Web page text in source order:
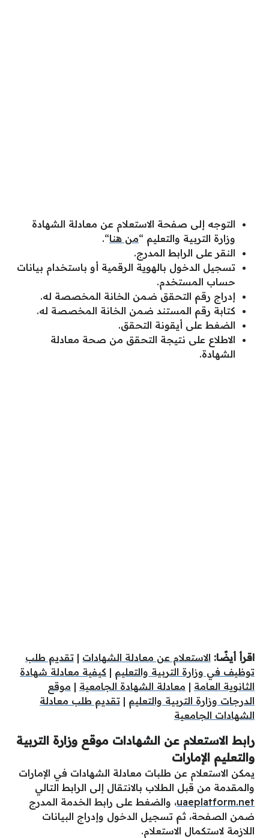
التوجه إلى صفحة الاستعلام عن معادلة الشهادة
وزارة التربية والتعليم “من هنا“.
النقر على الرابط المدرج.
تسجيل الدخول بالهوية الرقمية أو باستخدام بيانات
حساب المستخدم.
إدراج رقم التحقق ضمن الخانة المخصصة له.
كتابة رقم المستند ضمن الخانة المخصصة له.
الضغط على أيقونة التحقق.
الاطلاع على نتيجة التحقق من صحة معادلة
الشهادة.
اقرأ أيضًا: الاستعلام عن معادلة الشهادات | تقديم طلب
توظيف في وزارة التربية والتعليم | كيفية معادلة شهادة
الثانوية العامة | معادلة الشهادة الجامعية | موقع
الدرجات وزارة التربية والتعليم | تقديم طلب معادلة
الشهادات الجامعية
رابط الاستعلام عن الشهادات موقع وزارة التربية
والتعليم الإمارات
يمكن الاستعلام عن طلبات معادلة الشهادات في الإمارات
والمقدمة من قبل الطلاب بالانتقال إلى الرابط التالي
uaeplatform.net، والضغط على رابط الخدمة المدرج
ضمن الصفحة، ثم تسجيل الدخول وإدراج البيانات
اللازمة لاستكمال الاستعلام.